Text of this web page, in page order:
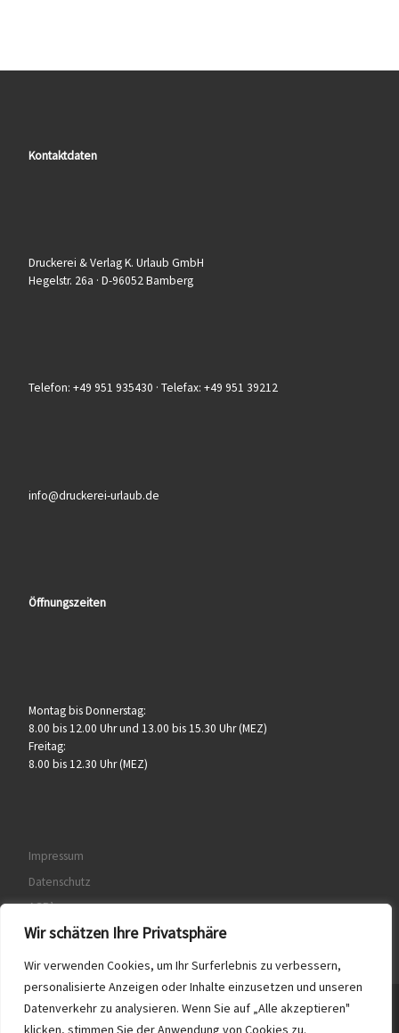
Wir schätzen Ihre Privatsphäre
Wir verwenden Cookies, um Ihr Surferlebnis zu verbessern,
personalisierte Anzeigen oder Inhalte einzusetzen und unseren
Datenverkehr zu analysieren. Wenn Sie auf „Alle akzeptieren"
klicken, stimmen Sie der Anwendung von Cookies zu.
Kontaktdaten
Druckerei & Verlag K. Urlaub GmbH
Hegelstr. 26a · D-96052 Bamberg
Telefon: +49 951 935430 · Telefax: +49 951 39212
info@druckerei-urlaub.de
Öffnungszeiten
Montag bis Donnerstag:
8.00 bis 12.00 Uhr und 13.00 bis 15.30 Uhr (MEZ)
Freitag:
8.00 bis 12.30 Uhr (MEZ)
Impressum
Datenschutz
AGB’s
© 2026Druckerei & Verlag K. Urlaub GmbH– Alle Rechte